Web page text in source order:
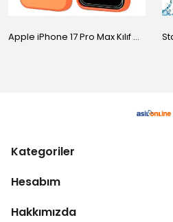
Apple iPhone 17 Pro Max Kılıf M-Safe Şarj Özellikli Standlı Zore Proton Silikon Kapak
Kategoriler
Hesabım
Hakkımızda